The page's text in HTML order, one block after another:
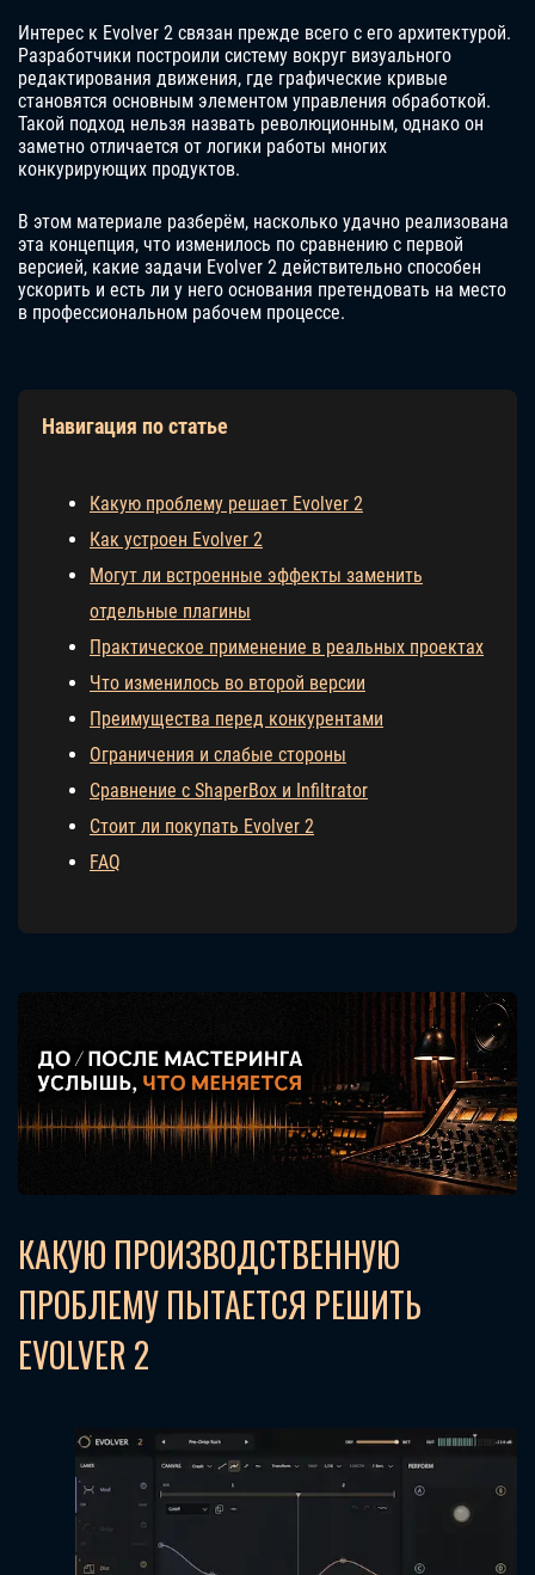
Интерес к Evolver 2 связан прежде всего с его архитектурой.
Разработчики построили систему вокруг визуального
редактирования движения, где графические кривые
становятся основным элементом управления обработкой.
Такой подход нельзя назвать революционным, однако он
заметно отличается от логики работы многих
конкурирующих продуктов.
В этом материале разберём, насколько удачно реализована
эта концепция, что изменилось по сравнению с первой
версией, какие задачи Evolver 2 действительно способен
ускорить и есть ли у него основания претендовать на место
в профессиональном рабочем процессе.
Навигация по статье
Какую проблему решает Evolver 2
Как устроен Evolver 2
Могут ли встроенные эффекты заменить
отдельные плагины
Практическое применение в реальных проектах
Что изменилось во второй версии
Преимущества перед конкурентами
Ограничения и слабые стороны
Сравнение с ShaperBox и Infiltrator
Стоит ли покупать Evolver 2
FAQ
КАКУЮ ПРОИЗВОДСТВЕННУЮ
ПРОБЛЕМУ ПЫТАЕТСЯ РЕШИТЬ
EVOLVER 2